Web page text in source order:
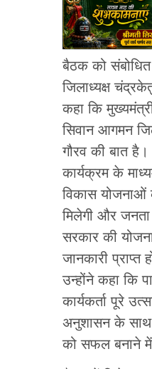
बैठक को
जिलाध्यक्ष
कहा कि
सिवान आगमन
गौरव की बात
कार्यक्रम के
विकास योजनाओं
मिलेगी और
सरकार की
जानकारी प्राप्त
उन्होंने कहा कि
कार्यकर्ता पूरे
अनुशासन के साथ
को सफल बनाने